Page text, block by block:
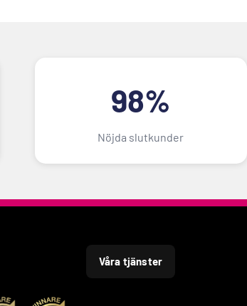
98%
Nöjda slutkunder
Våra tjänster